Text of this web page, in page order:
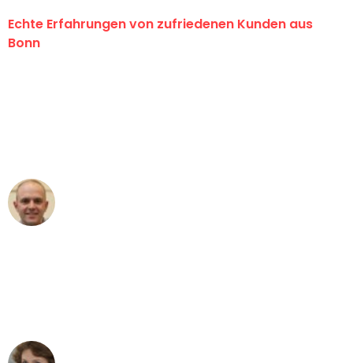
Echte Erfahrungen von zufriedenen Kunden aus
Bonn